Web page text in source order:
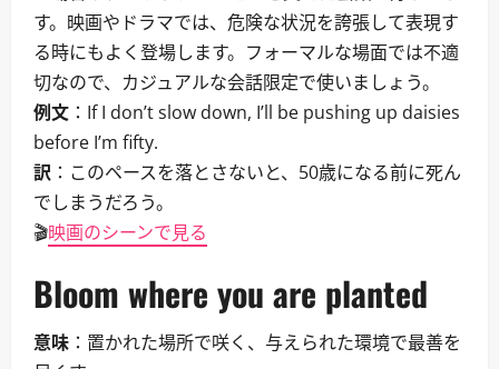
す。映画やドラマでは、危険な状況を誇張して表現す
る時にもよく登場します。フォーマルな場面では不適
切なので、カジュアルな会話限定で使いましょう。
例文 ：If I don’t slow down, I’ll be pushing up daisies
before I’m fifty.
訳 ：このペースを落とさないと、50歳になる前に死ん
でしまうだろう。
🎬映画のシーンで見る
Bloom where you are planted
意味 ：置かれた場所で咲く、与えられた環境で最善を